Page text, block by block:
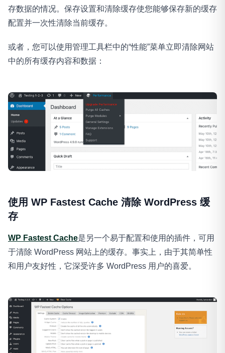
存数据的情况。保存设置和清除缓存使您能够保存新的缓存
配置并一次性清除当前缓存。
或者，您可以使用管理工具栏中的“性能”菜单立即清除网站
中的所有缓存内容和数据：
使用 WP Fastest Cache 清除 WordPress 缓
存
WP Fastest Cache是另一个易于配置和使用的插件，可用
于清除 WordPress 网站上的缓存。事实上，由于其简单性
和用户友好性，它深受许多 WordPress 用户的喜爱。